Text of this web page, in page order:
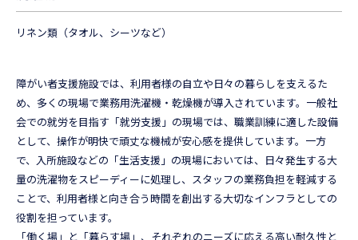
リネン類（タオル、シーツなど）
障がい者支援施設では、利用者様の自立や日々の暮らしを支えるた
め、多くの現場で業務用洗濯機・乾燥機が導入されています。一般社
会での就労を目指す「就労支援」の現場では、職業訓練に適した設備
として、操作が明快で頑丈な機械が安心感を提供しています。一方
で、入所施設などの「生活支援」の現場においては、日々発生する大
量の洗濯物をスピーディーに処理し、スタッフの業務負担を軽減する
ことで、利用者様と向き合う時間を創出する大切なインフラとしての
役割を担っています。
「働く場」と「暮らす場」、それぞれのニーズに応える高い耐久性と